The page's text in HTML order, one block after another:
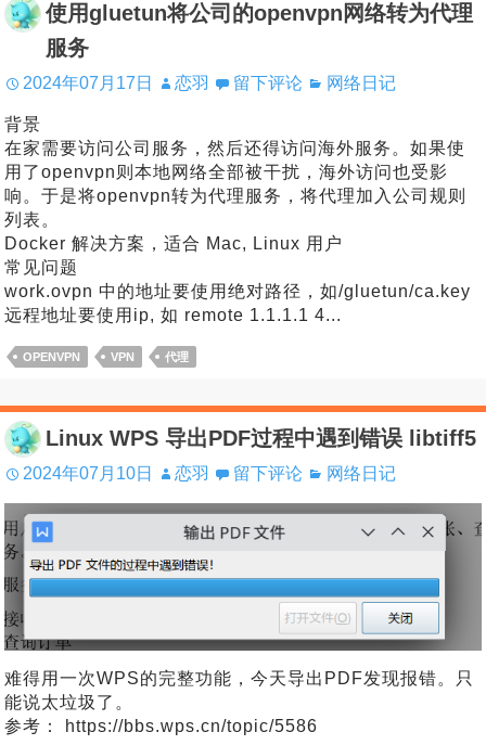
使用gluetun将公司的openvpn网络转为代理
服务
2024年07月17日 恋羽 留下评论 网络日记
背景
在家需要访问公司服务，然后还得访问海外服务。如果使
用了openvpn则本地网络全部被干扰，海外访问也受影
响。于是将openvpn转为代理服务，将代理加入公司规则
列表。
Docker 解决方案，适合 Mac, Linux 用户
常见问题
work.ovpn 中的地址要使用绝对路径，如/gluetun/ca.key
远程地址要使用ip, 如 remote 1.1.1.1 4...
OPENVPN VPN 代理
Linux WPS 导出PDF过程中遇到错误 libtiff5
2024年07月10日 恋羽 留下评论 网络日记
难得用一次WPS的完整功能，今天导出PDF发现报错。只
能说太垃圾了。
参考： https://bbs.wps.cn/topic/5586